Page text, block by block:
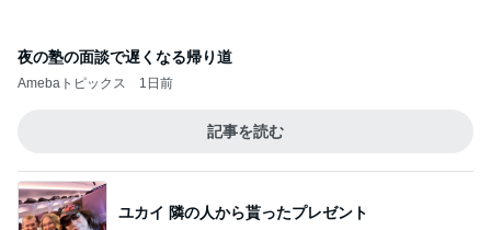
夜の塾の面談で遅くなる帰り道
Amebaトピックス 1日前
記事を読む
ユカイ 隣の人から貰ったプレゼント